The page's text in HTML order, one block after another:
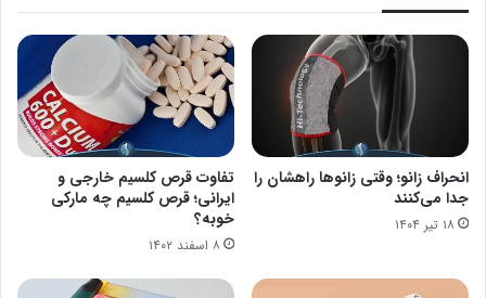
انحراف زانو؛ وقتی زانوها راهشان را
جدا می‌کنند
۱۸ تیر ۱۴۰۴
تفاوت قرص کلسیم خارجی و
ایرانی؛ قرص کلسیم چه مارکی
خوبه؟
۸ اسفند ۱۴۰۲